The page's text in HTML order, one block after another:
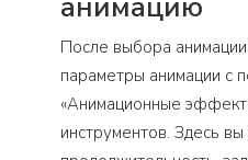
После выбора
параметры анимации с
«Анимационные
инструментов. Здесь